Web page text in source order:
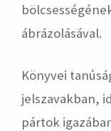
ábrázolásával.
Könyvei
jelszavakban,
pártok